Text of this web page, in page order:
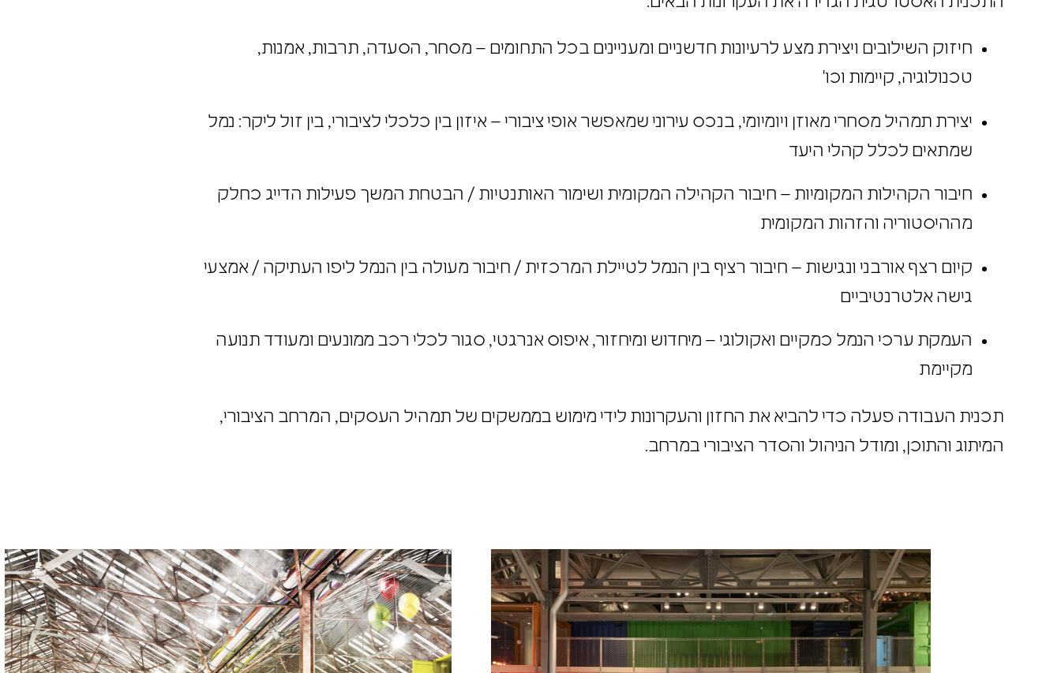
חיזוק השילובים ויצירת מצע לרעיונות חדשניים ומעניינים בכל התחומים – מסחר, הסעדה, תרבות, אמנות,
טכנולוגיה, קיימות וכו'
יצירת תמהיל מסחרי מאוזן ויומיומי, בנכס עירוני שמאפשר אופי ציבורי – איזון בין כלכלי לציבורי, בין זול ליקר: נמל
שמתאים לכלל קהלי היעד
חיבור הקהילות המקומיות – חיבור הקהילה המקומית ושימור האותנטיות / הבטחת המשך פעילות הדייג כחלק
מההיסטוריה והזהות המקומית
קיום רצף אורבני ונגישות – חיבור רציף בין הנמל לטיילת המרכזית / חיבור מעולה בין הנמל ליפו העתיקה / אמצעי
גישה אלטרנטיביים
העמקת ערכי הנמל כמקיים ואקולוגי – מיחדוש ומיחזור, איפוס אנרגטי, סגור לכלי רכב ממונעים ומעודד תנועה
מקיימת
תכנית העבודה פעלה כדי להביא את החזון והעקרונות לידי מימוש בממשקים של תמהיל העסקים, המרחב הציבורי,
המיתוג והתוכן, ומודל הניהול והסדר הציבורי במרחב.